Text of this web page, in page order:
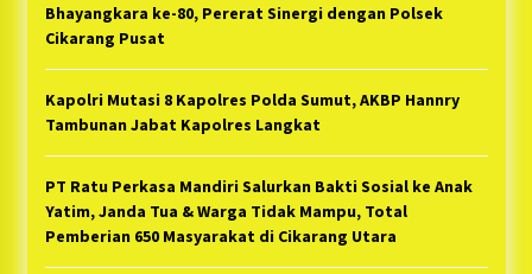
Bhayangkara ke-80, Pererat Sinergi dengan Polsek
Cikarang Pusat
Kapolri Mutasi 8 Kapolres Polda Sumut, AKBP Hannry
Tambunan Jabat Kapolres Langkat
PT Ratu Perkasa Mandiri Salurkan Bakti Sosial ke Anak
Yatim, Janda Tua & Warga Tidak Mampu, Total
Pemberian 650 Masyarakat di Cikarang Utara